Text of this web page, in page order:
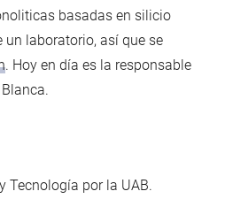
basadas en silicio
un laboratorio, así que se
. Hoy en día es la responsable
Tecnología por la UAB.